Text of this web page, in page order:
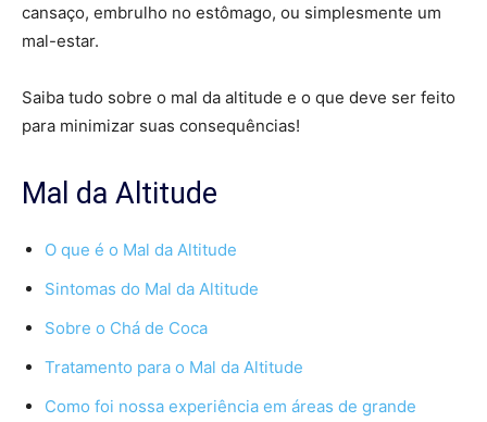
cansaço, embrulho no estômago, ou simplesmente um
mal-estar.
Saiba tudo sobre o mal da altitude e o que deve ser feito
para minimizar suas consequências!
Mal da Altitude
O que é o Mal da Altitude
Sintomas do Mal da Altitude
Sobre o Chá de Coca
Tratamento para o Mal da Altitude
Como foi nossa experiência em áreas de grande